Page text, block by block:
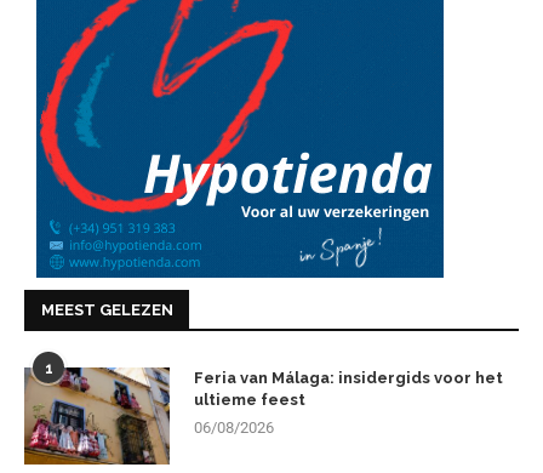
MEEST GELEZEN
1
Feria van Málaga: insidergids voor het
ultieme feest
06/08/2026